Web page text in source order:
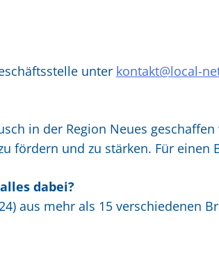
unter kontakt@local-
in der Region Neues
fördern und zu stärken. Für einen
dabei?
aus mehr als 15 verschiedenen